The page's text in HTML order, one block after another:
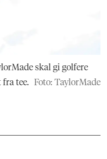
skal gi golfere
fra tee. Foto: TaylorMade